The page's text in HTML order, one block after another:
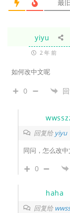
最
yiyu
2 年 前
如何改中文呢
0
回复给yiyu
同问，怎么改
0
haha
回复给